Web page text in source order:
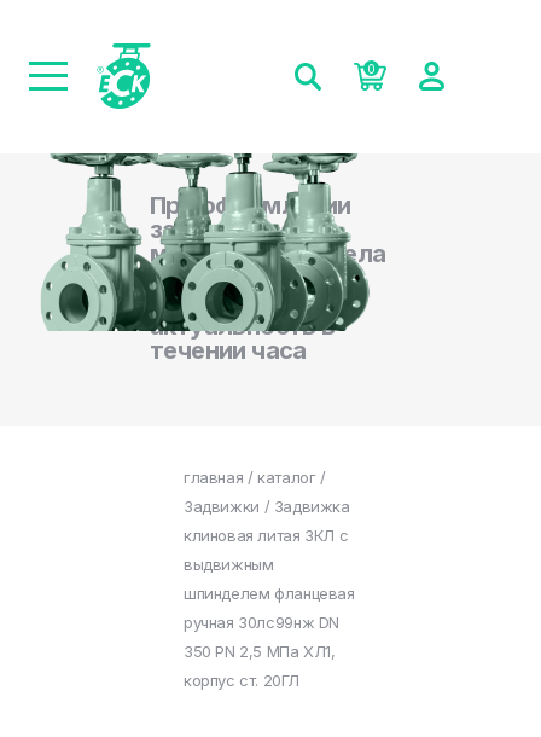
0
При оформлении
заказа на сайте,
менеджеры отдела
продаж
подтверждают
актуальность в
течении часа
главная / каталог/
Задвижки / Задвижка
клиновая литая ЗКЛ с
выдвижным
шпинделем фланцевая
ручная 30лс99нж DN
350 PN 2,5 МПа ХЛ1,
корпус ст. 20ГЛ